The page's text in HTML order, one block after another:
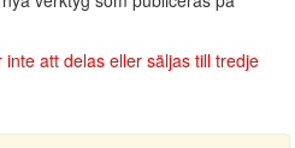
inte att delas eller säljas till tredje